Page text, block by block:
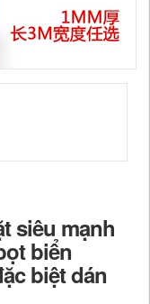
siêu mạnh
biển
biệt dán